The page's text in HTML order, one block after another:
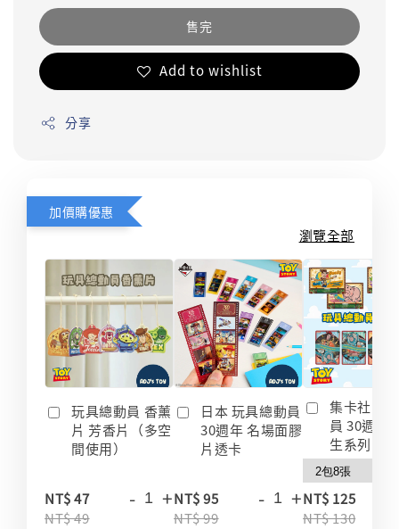
售完
Add to wishlist
分享
加價購優惠
瀏覽全部
玩具總動員 香薰
片 芳香片（多空
間使用）
NT$ 47
NT$ 49
- +
日本 玩具總動員
30週年 名場面膠
片透卡
NT$ 95
NT$ 99
- +
集卡社 玩
員 30週年
生系列 收
NT$ 125
NT$ 130